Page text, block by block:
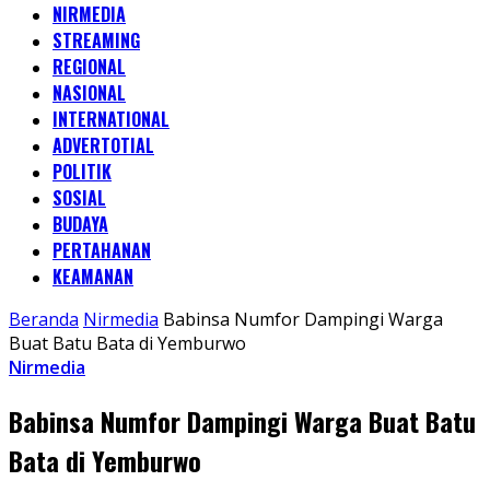
NIRMEDIA
STREAMING
REGIONAL
NASIONAL
INTERNATIONAL
ADVERTOTIAL
POLITIK
SOSIAL
BUDAYA
PERTAHANAN
KEAMANAN
Beranda Nirmedia Babinsa Numfor Dampingi Warga
Buat Batu Bata di Yemburwo
Nirmedia
Babinsa Numfor Dampingi Warga Buat Batu
Bata di Yemburwo